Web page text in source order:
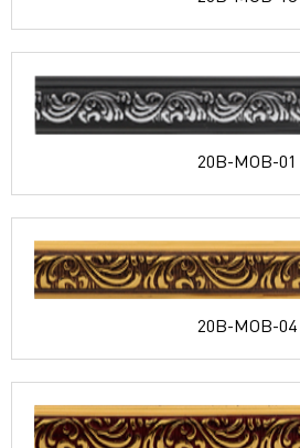
20B-MOB-01
20B-MOB-04